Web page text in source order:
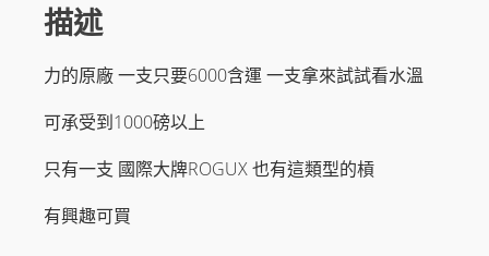
描述
力的原廠 一支只要6000含運 一支拿來試試看水溫
可承受到1000磅以上
只有一支 國際大牌ROGUX 也有這類型的槓
有興趣可買